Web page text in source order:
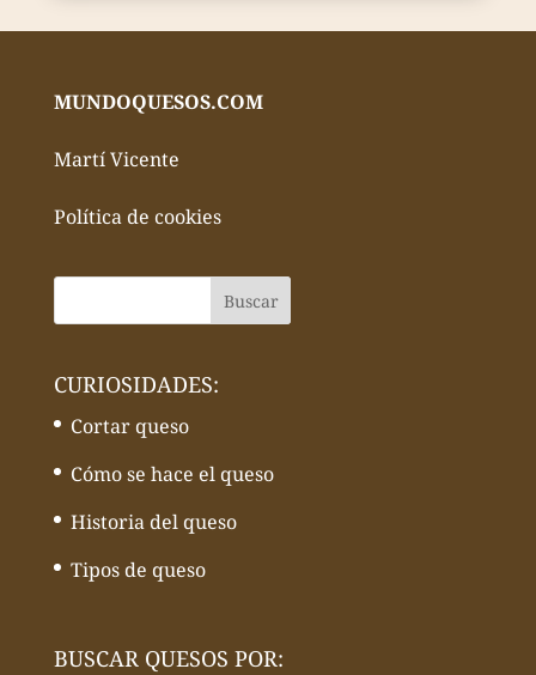
MUNDOQUESOS.COM
Martí Vicente
Política de cookies
CURIOSIDADES:
Cortar queso
Cómo se hace el queso
Historia del queso
Tipos de queso
BUSCAR QUESOS POR: